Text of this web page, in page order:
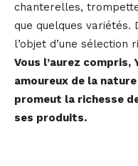
chanterelles,
que quelques variétés.
l’objet d’une sélection
Vous l’aurez compris,
amoureux de la
promeut la richesse
ses produits.